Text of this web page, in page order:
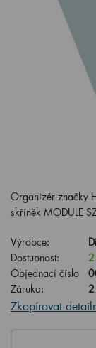
Organizér značky
skříněk MODULE
Výrobce:
Dostupnost:
2
Objednací číslo
Záruka:
Zkopírovat